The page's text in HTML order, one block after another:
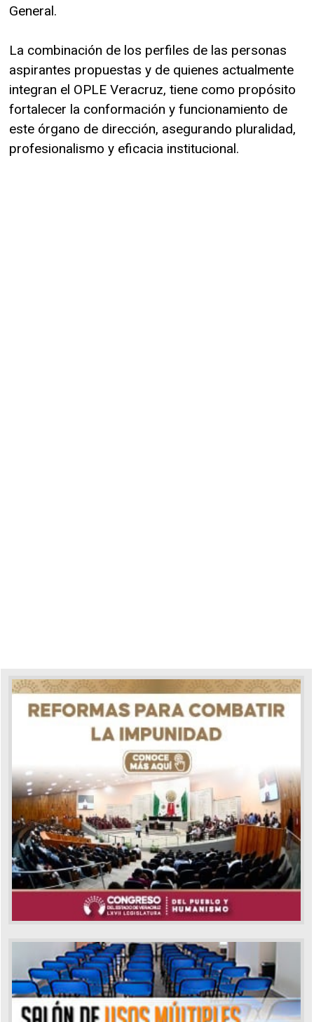
General.
La combinación de los perfiles de las personas
aspirantes propuestas y de quienes actualmente
integran el OPLE Veracruz, tiene como propósito
fortalecer la conformación y funcionamiento de
este órgano de dirección, asegurando pluralidad,
profesionalismo y eficacia institucional.